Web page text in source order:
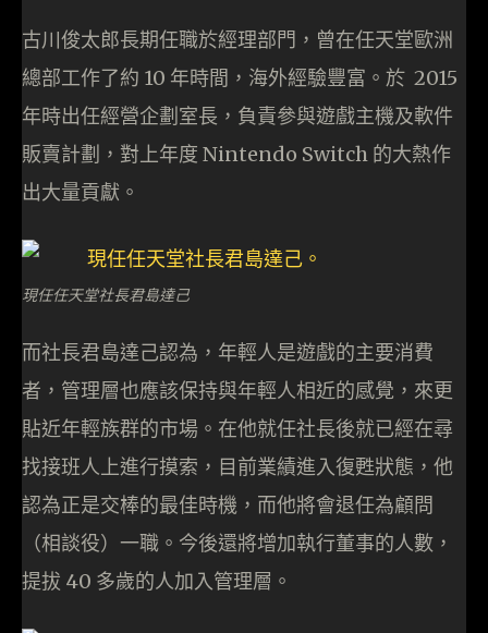
古川俊太郎長期任職於經理部門，曾在任天堂歐洲
總部工作了約 10 年時間，海外經驗豐富。於 2015
年時出任經營企劃室長，負責參與遊戲主機及軟件
販賣計劃，對上年度 Nintendo Switch 的大熱作
出大量貢獻。
現任任天堂社長君島達己
而社長君島達己認為，年輕人是遊戲的主要消費
者，管理層也應該保持與年輕人相近的感覺，來更
貼近年輕族群的市場。在他就任社長後就已經在尋
找接班人上進行摸索，目前業績進入復甦狀態，他
認為正是交棒的最佳時機，而他將會退任為顧問
（相談役）一職。今後還將增加執行董事的人數，
提拔 40 多歲的人加入管理層。